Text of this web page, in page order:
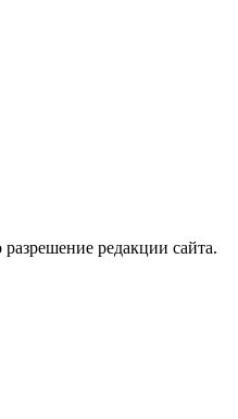
редакции сайта.